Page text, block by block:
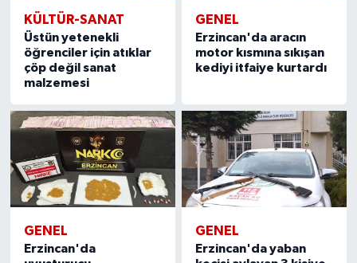
KÜLTÜR-SANAT
Üstün yetenekli
öğrenciler için atıklar
çöp değil sanat
malzemesi
GENEL
Erzincan'da aracın
motor kısmına sıkışan
kediyi itfaiye kurtardı
GENEL
Erzincan'da
GENEL
Erzincan'da yaban